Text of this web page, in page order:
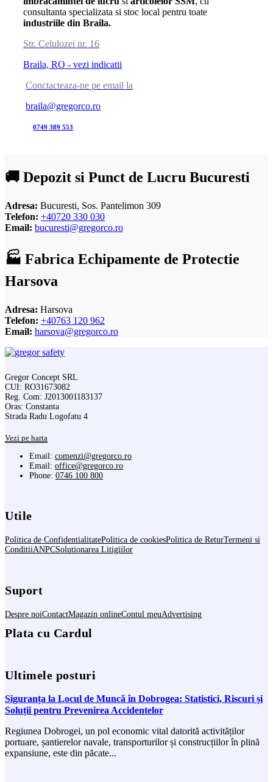
consultanta specializata si stoc local pentru toate
industriile din Braila.
Str. Celulozei nr. 16
Braila, RO - vezi indicatii
Conctacteaza-ne pe email la
braila@gregorco.ro
0749 389 553
🚚 Depozit si Punct de Lucru Bucuresti
Adresa: Bucuresti, Sos. Pantelimon 309
Telefon: +40720 330 030
Email: bucuresti@gregorco.ro
🏭 Fabrica Echipamente de Protectie
Harsova
Adresa: Harsova
Telefon: +40763 120 962
Email: harsova@gregorco.ro
Gregor Concept SRL
CUI: RO31673082
Reg. Com: J2013001183137
Oras: Constanta
Strada Radu Logofatu 4
Vezi pe harta
Email: comenzi@gregorco.ro
Email: office@gregorco.ro
Phone: 0746 100 800
Utile
Politica de ConfidentialitatePolitica de cookiesPolitica de ReturTermeni si
ConditiiANPCSolutionarea Litigiilor
Suport
Despre noiContactMagazin onlineContul meuAdvertising
Plata cu Cardul
Ultimele posturi
Siguranța la Locul de Muncă în Dobrogea: Statistici, Riscuri și
Soluții pentru Prevenirea Accidentelor
Regiunea Dobrogei, un pol economic vital datorită activităților
portuare, șantierelor navale, transporturilor și construcțiilor în plină
expansiune, este din păcate...